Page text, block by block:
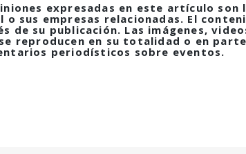
expresadas en este artículo
o sus empresas relacionadas. El
de su publicación. Las imágenes,
reproducen en su totalidad o en
periodísticos sobre eventos.